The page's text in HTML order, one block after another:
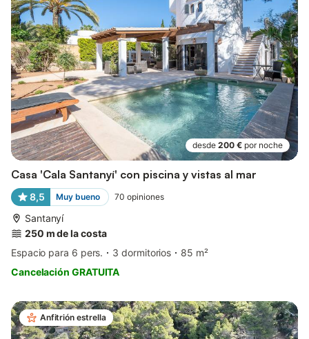
desde 200 € por noche
Casa 'Cala Santanyí' con piscina y vistas al mar
8,5 Muy bueno 70 opiniones
Santanyí
250 m de la costa
Espacio para 6 pers.
3 dormitorios
85 m²
Cancelación GRATUITA
Anfitrión estrella